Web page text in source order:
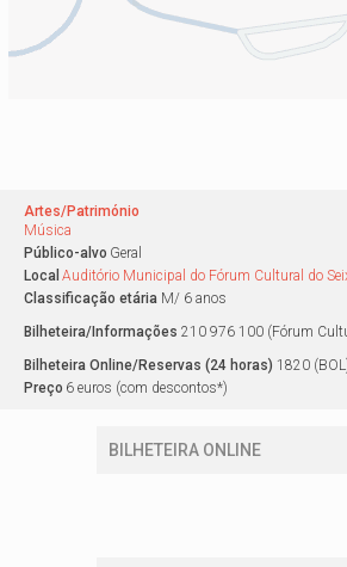
Artes/Património
Música
Público-alvo Geral
Local Auditório Municipal do Fórum Cultural do
Classificação etária M/ 6 anos
Bilheteira/Informações 210 976 100 (Fórum
Bilheteira Online/Reservas (24 horas) 1820
Preço 6 euros (com descontos*)
BILHETEIRA ONLINE